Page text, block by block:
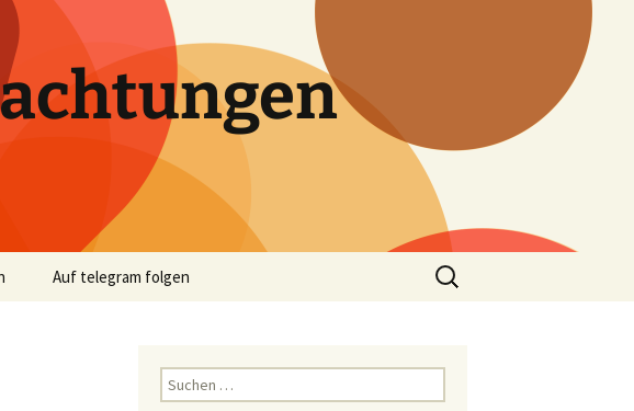
Auf telegram folgen
Suchen
nach:
Suchen
nach: